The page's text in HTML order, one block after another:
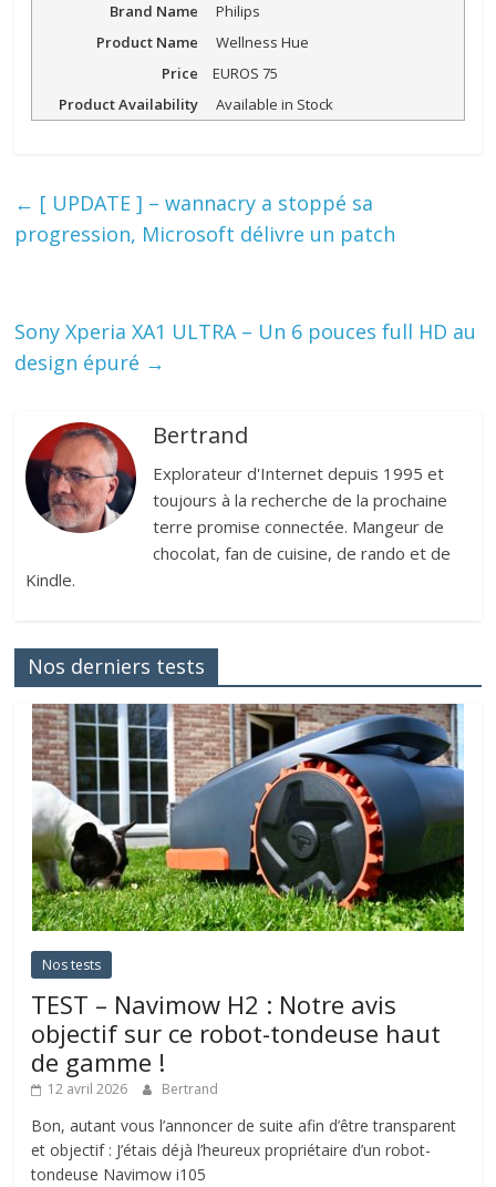
Brand Name
Philips
Product Name
Wellness Hue
Price
EUROS 75
Product Availability
Available in Stock
← [ UPDATE ] – wannacry a stoppé sa
progression, Microsoft délivre un patch
Sony Xperia XA1 ULTRA – Un 6 pouces full HD au
design épuré →
Bertrand
Explorateur d'Internet depuis 1995 et
toujours à la recherche de la prochaine
terre promise connectée. Mangeur de
chocolat, fan de cuisine, de rando et de
Kindle.
Nos derniers tests
Nos tests
TEST – Navimow H2 : Notre avis
objectif sur ce robot-tondeuse haut
de gamme !
12 avril 2026 Bertrand
Bon, autant vous l’annoncer de suite afin d’être transparent
et objectif : J’étais déjà l’heureux propriétaire d’un robot-
tondeuse Navimow i105